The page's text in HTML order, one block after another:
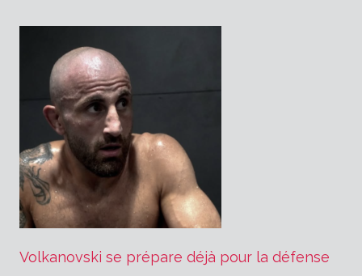
Volkanovski se prépare déjà pour la défense